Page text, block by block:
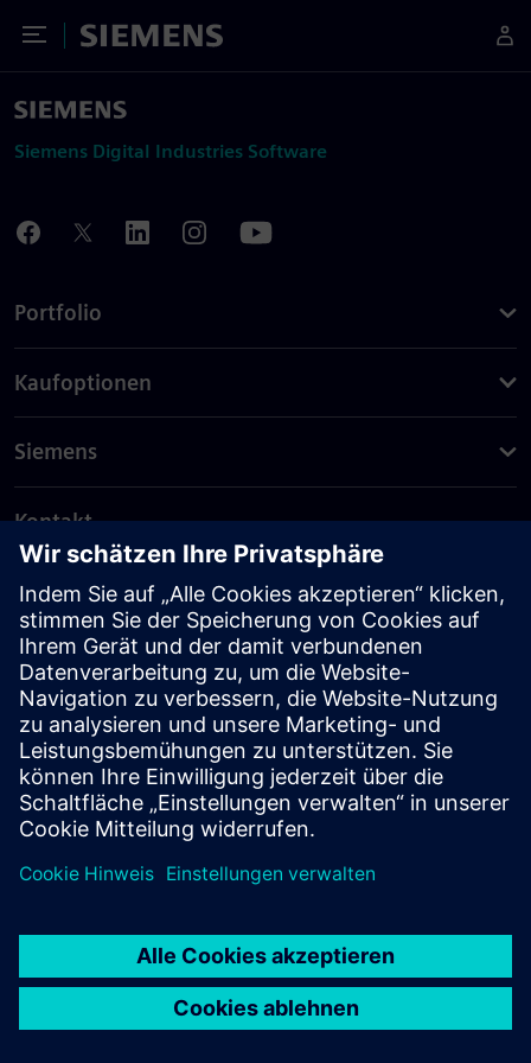
Toggle Menu
Siemens
Siemens Digital Industries Software
Portfolio
Kaufoptionen
Siemens
Kontakt
EDA – Kontaktieren Sie uns
Standorte weltweit
Support Center
Feedback geben
Missbrauch melden
© Siemens2026
Erklärung
DMCA Whistleblowing